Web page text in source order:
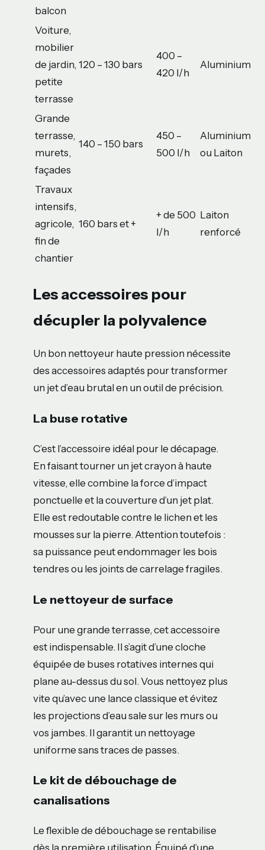
balcon
Voiture,
mobilier
de jardin,
petite
terrasse
120 – 130 bars
400 –
420 l/h
Aluminium
Grande
terrasse,
murets,
façades
140 – 150 bars
450 –
500 l/h
Aluminium
ou Laiton
Travaux
intensifs,
agricole,
fin de
chantier
160 bars et +
+ de 500
l/h
Laiton
renforcé
Les accessoires pour
décupler la polyvalence
Un bon nettoyeur haute pression nécessite
des accessoires adaptés pour transformer
un jet d’eau brutal en un outil de précision.
La buse rotative
C’est l’accessoire idéal pour le décapage.
En faisant tourner un jet crayon à haute
vitesse, elle combine la force d’impact
ponctuelle et la couverture d’un jet plat.
Elle est redoutable contre le lichen et les
mousses sur la pierre. Attention toutefois :
sa puissance peut endommager les bois
tendres ou les joints de carrelage fragiles.
Le nettoyeur de surface
Pour une grande terrasse, cet accessoire
est indispensable. Il s’agit d’une cloche
équipée de buses rotatives internes qui
plane au-dessus du sol. Vous nettoyez plus
vite qu’avec une lance classique et évitez
les projections d’eau sale sur les murs ou
vos jambes. Il garantit un nettoyage
uniforme sans traces de passes.
Le kit de débouchage de
canalisations
Le flexible de débouchage se rentabilise